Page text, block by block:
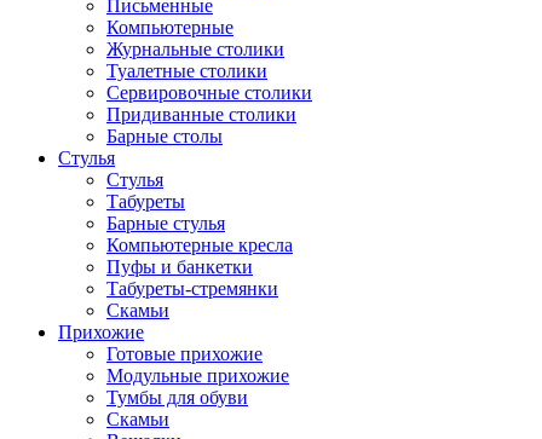
Письменные
Компьютерные
Журнальные столики
Туалетные столики
Сервировочные столики
Придиванные столики
Барные столы
Стулья
Стулья
Табуреты
Барные стулья
Компьютерные кресла
Пуфы и банкетки
Табуреты-стремянки
Скамьи
Прихожие
Готовые прихожие
Модульные прихожие
Тумбы для обуви
Скамьи